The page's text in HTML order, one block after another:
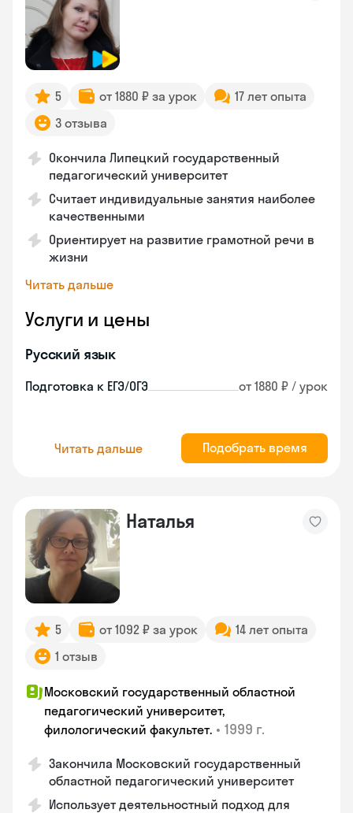
5 от 1880 ₽ за урок
17 лет опыта
3 отзыва
Окончила Липецкий государственный
педагогический университет
Считает индивидуальные занятия наиболее
качественными
Ориентирует на развитие грамотной речи в
жизни
Читать дальше
Услуги и цены
Русский язык
Подготовка к ЕГЭ/ОГЭ от 1880 ₽ / урок
Читать дальше Подобрать время
Наталья
5 от 1092 ₽ за урок
14 лет опыта
1 отзыв
Московский государственный областной
педагогический университет,
филологический факультет. • 1999 г.
Закончилa Московский государственный
областной педагогический университет
Использует деятельностный подход для